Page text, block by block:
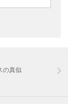
の真似